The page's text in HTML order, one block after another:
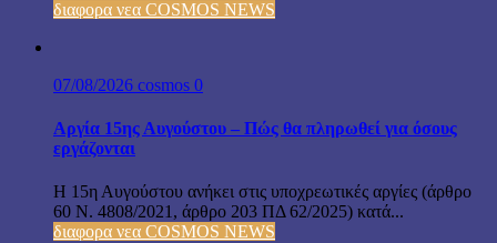
διαφορα νεα COSMOS NEWS
07/08/2026 cosmos 0
Αργία 15ης Αυγούστου – Πώς θα πληρωθεί για όσους
εργάζονται
Η 15η Αυγούστου ανήκει στις υποχρεωτικές αργίες (άρθρο
60 Ν. 4808/2021, άρθρο 203 ΠΔ 62/2025) κατά...
διαφορα νεα COSMOS NEWS